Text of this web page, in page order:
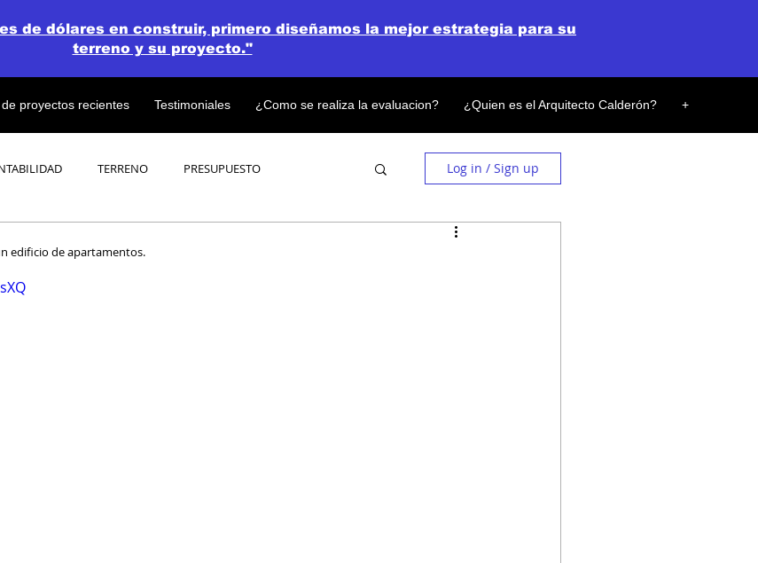
proyectos recientes Testimoniales ¿Como se realiza la evaluacion? ¿Quien es el Arquitecto Calderón? +
de dólares en construir, primero diseñamos la mejor estrategia para su
terreno y su proyecto."
TERRENO PRESUPUESTO Log in / Sign up
edificio de apartamentos.